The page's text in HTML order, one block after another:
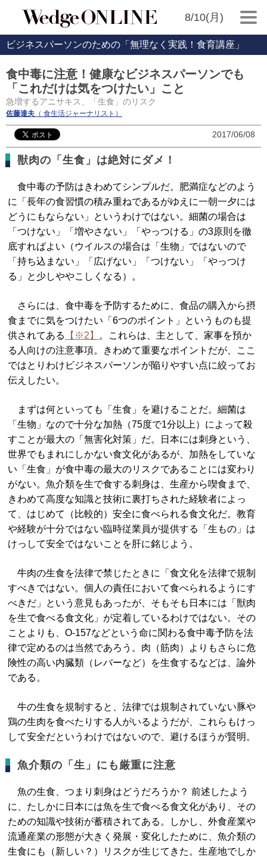
8/10(月)
ビジネスパーソンのための「無理なく実践！食育講座」
食中毒に注意！健康なビジネスパーソンでも
「これだけは気をつけたい」こと
急増するアニサキス、「生食」のリスク
佐藤達夫 （ 食生活ジャーナリスト）
2017/06/08
獣肉の「生食」は絶対にダメ！
食中毒の予防はきわめてシンプルだ。肥満症などのよう
に「長年の食習慣の積み重ねであるがゆえに一朝一夕には
どうにもならない」というわけではない。細菌の場合は
「つけない」「増やさない」「やっつける」の3原則を徹
底すればよい（ウイルスの場合は「生物」ではないので
「持ち込まない」「広げない」「つけない」「やっつけ
る」と少しややこしくなる）。
さらには、食中毒を予防するために、食品の購入から摂
食までに気をつけたい「6つのポイント」というものも提
供されてある
【※2】
。これらは、主として、家事を預か
る人向けの注意事項。きわめて重要なポイントだが、ここ
ではとりわけビジネスパーソンが陥りやすい点に絞ってお
伝えしたい。
まずは何といっても「生食」を避けることだ。細菌は
「生物」なので十分な加熱（75度で1分以上）によって殺
すことが最大の「無害化対策」だ。日本には刺身という、
世界でもまれにしかない食文化があるが、加熱をしていな
い「生食」が食中毒の最大のリスクであることには変わり
がない。魚介類を生で食する刺身は、生産から喫食まで、
きわめて高度な知識と技術に裏打ちされた経験者によっ
て、はじめて（比較的）安全に食べられる食文化だ。教育
や経験が十分ではない臨時従業員が提供する「生もの」は
けっして安全ではないことを肝に銘じよう。
牛肉の生食を法律で禁じたときに「食文化を法律で規制
すべきではない。個人の責任において食べられるようにす
べきだ」という意見もあったが、そもそも日本には「獣肉
を生で食べる食文化」が定着しているわけではない。その
ことよりも、O-157などという命に関わる食中毒予防を法
律で定めるのは当然であろう。肉（筋肉）よりもさらに危
険性の高い内臓類（レバーなど）を生食するなどは、論外
である。
牛の生食を規制すると、法律では規制されていない豚や
鶏の生肉を食べたりする人がいるようだが、これらもけっ
して安全だというわけではないので、避けるほうが賢明。
魚介類の「生」にも厳重に注意
魚の生食、つまり刺身はどうだろうか？ 前述したよう
に、たしかに日本には魚を生で食べる食文化があり、その
ための知識や技術が蓄積されてある。しかし、外食産業や
流通産業の形態が大きく発展・変化したために、魚介類の
生食にも（新しい？）リスクが生じてきた。生産地でしか